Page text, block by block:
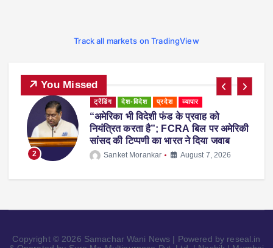
Track all markets on TradingView
You Missed
3
ट्रेंडिंग देश-विदेश प्रदेश महाराष्ट्र
महाराष्ट्र में नकली ‘एनालॉग पनीर’ पर 1 साल
का प्रतिबंध, होटल-रेस्टोरेंट में उपयोग करने पर
होगी सख्त कार्रवाई
Sanket Morankar August 5, 2026
Copyright © 2026 Samachar Wani News | Powered by reseal.in